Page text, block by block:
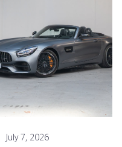
July 7, 2026